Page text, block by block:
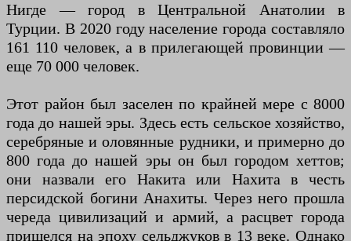
Нигде — город в Центральной Анатолии в
Турции. В 2020 году население города составляло
161 110 человек, а в прилегающей провинции —
еще 70 000 человек.
Этот район был заселен по крайней мере с 8000
года до нашей эры. Здесь есть сельское хозяйство,
серебряные и оловянные рудники, и примерно до
800 года до нашей эры он был городом хеттов;
они назвали его Накита или Нахита в честь
персидской богини Анахиты. Через него прошла
череда цивилизаций и армий, а расцвет города
пришелся на эпоху сельджуков в 13 веке. Однако